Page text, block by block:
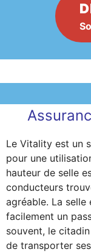
Le Vitality est un
pour une
hauteur de selle
conducteurs
agréable. La
facilement un
souvent, le
de transporter